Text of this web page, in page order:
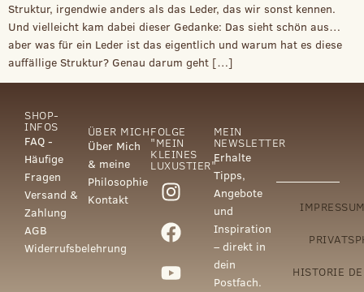
Struktur, irgendwie anders als das Leder, das wir sonst kennen.
Und vielleicht kam dabei dieser Gedanke: Das sieht schön aus…
aber was für ein Leder ist das eigentlich und warum hat es diese
auffällige Struktur? Genau darum geht […]
SHOP-
INFOS
FAQ -
Häufige
Fragen
Versand &
Zahlung
AGB
Widerrufsbelehrung
ÜBER MICH
Über Mich
& meine
Philosophie
Kontakt
FOLGE
"MEIN
KLEINES
LUXUSTIER"
MEIN
NEWSLETTER
Erhalte
Tipps,
Angebote
und
Inspiration
– direkt in
dein
Postfach.
HISTORIE